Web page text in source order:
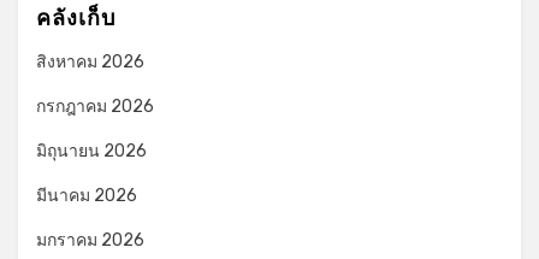
คลังเก็บ
สิงหาคม 2026
กรกฎาคม 2026
มิถุนายน 2026
มีนาคม 2026
มกราคม 2026